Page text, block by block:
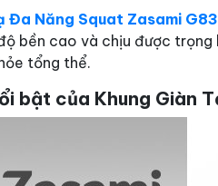
Đa Năng Squat Zasami G83
bền cao và chịu được
tổng thể.
bật của Khung Giàn